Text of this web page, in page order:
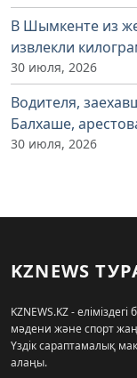
В Шымкенте из
извлекли
30 июля, 2026
Водителя,
Балхаше,
30 июля, 2026
KZNEWS
KZNEWS.KZ -
мәдени және спорт
Үздік сараптамалық
алаңы.